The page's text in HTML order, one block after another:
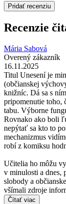
Pridať recenziu
Recenzie
Mária Sabová
Overený zákazník
16.11.2025
Titul Unesení je
(občianskej
knižníc. Dá sa s
pripomenutie toho,
tabu. Výborne
Rovnako ako boli
nepýtať sa kto to
mechanizmus
robí z komiksu
Učitelia ho môžu
v minulosti a dnes,
slobody a
všímali zdroje
Čítať viac